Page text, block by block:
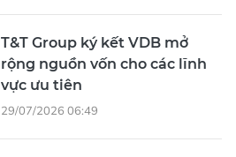
T&T Group ký kết VDB mở
rộng nguồn vốn cho các lĩnh
vực ưu tiên
29/07/2026 06:49